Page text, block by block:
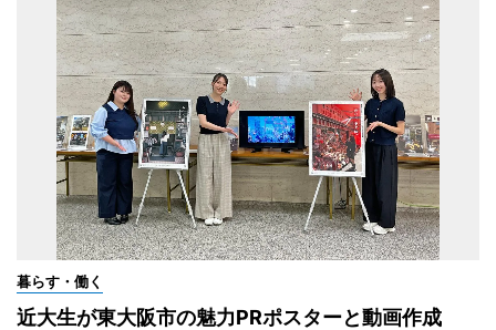
暮らす・働く
近大生が東大阪市の魅力PRポスターと動画作成